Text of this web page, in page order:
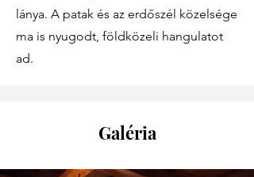
lánya. A patak és az erdőszél közelsége
ma is nyugodt, földközeli hangulatot
ad.
Galéria